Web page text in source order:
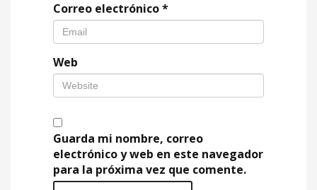
Correo electrónico*
Web
Guarda mi nombre, correo
electrónico y web en este navegador
para la próxima vez que comente.